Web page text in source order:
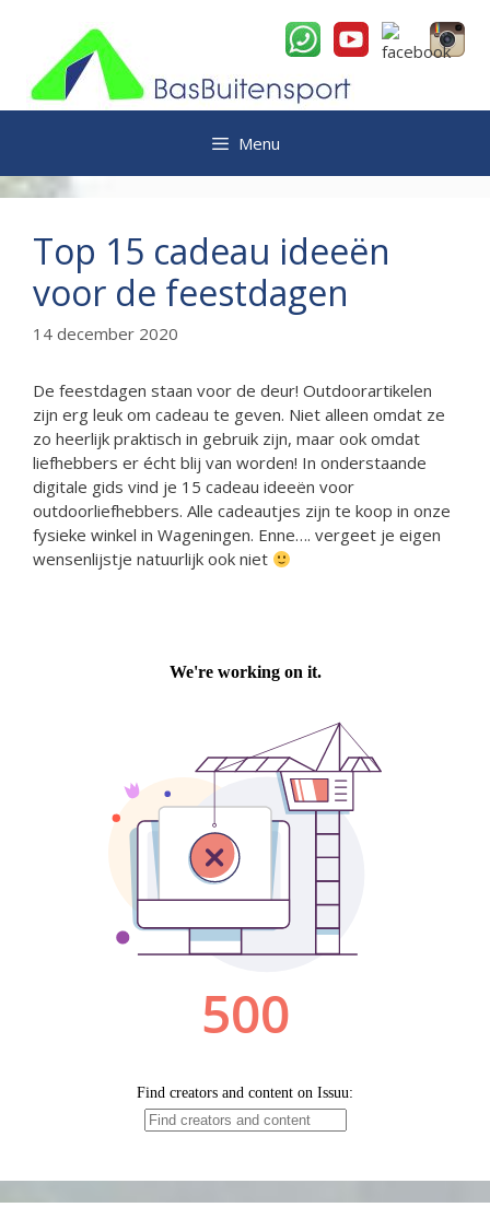
inhoud
Menu
Top 15 cadeau ideeën
voor de feestdagen
14 december 2020
De feestdagen staan voor de deur! Outdoorartikelen
zijn erg leuk om cadeau te geven. Niet alleen omdat ze
zo heerlijk praktisch in gebruik zijn, maar ook omdat
liefhebbers er écht blij van worden! In onderstaande
digitale gids vind je 15 cadeau ideeën voor
outdoorliefhebbers. Alle cadeautjes zijn te koop in onze
fysieke winkel in Wageningen. Enne…. vergeet je eigen
wensenlijstje natuurlijk ook niet